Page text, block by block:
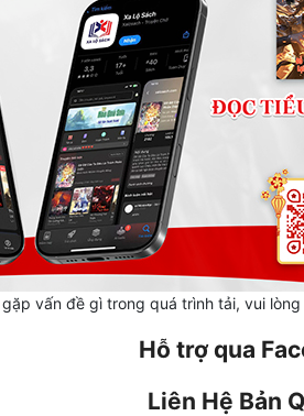
vấn đề gì trong quá trình tải, vui
Hỗ trợ qua
Liên Hệ Bản